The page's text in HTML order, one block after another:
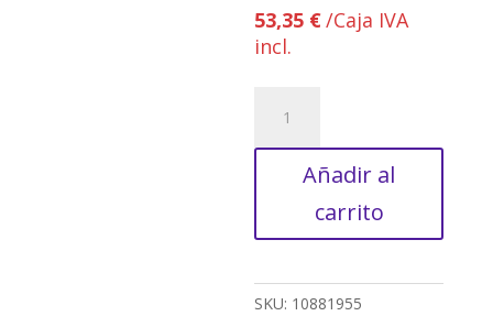
53,35 €/Caja IVA
incl.
VINÍLICO
6,5MM
MODELOAñadir al
carrito
SKU: 10881955